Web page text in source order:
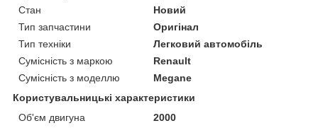
Стан
Новий
Тип запчастини
Оригінал
Тип техніки
Легковий автомобіль
Сумісність з маркою
Renault
Сумісність з моделлю
Megane
Користувальницькі характеристики
Об'єм двигуна
2000